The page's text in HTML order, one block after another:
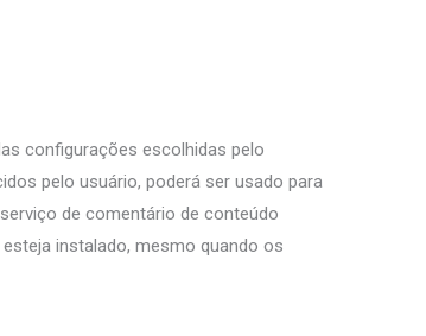
configurações escolhidas pelo
pelo usuário, poderá ser usado para
de comentário de conteúdo
instalado, mesmo quando os